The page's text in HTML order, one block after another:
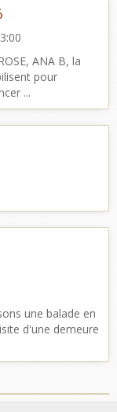
ANA B, la
pour
...
une balade en
d'une demeure